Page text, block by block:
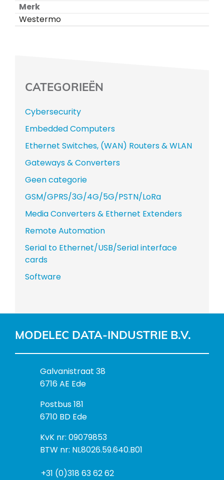
Merk
Westermo
CATEGORIEËN
Cybersecurity
Embedded Computers
Ethernet Switches, (WAN) Routers & WLAN
Gateways & Converters
Geen categorie
GSM/GPRS/3G/4G/5G/PSTN/LoRa
Media Converters & Ethernet Extenders
Remote Automation
Serial to Ethernet/USB/Serial interface
cards
Software
MODELEC DATA-INDUSTRIE B.V.
B
e
o
e
k
a
r
Galvanistraat 38
6716 AE Ede
P
o
t
a
Postbus 181
6710 BD Ede
I
n
o
KvK nr: 09079853
BTW nr: NL8026.59.640.B01
+31 (0)318 63 62 62